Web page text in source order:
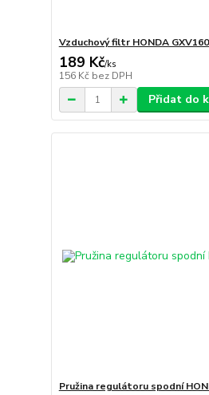
Vzduchový filtr HONDA
189 Kč/ks
156 Kč bez DPH
Přidat do
Pružina regulátoru spodní